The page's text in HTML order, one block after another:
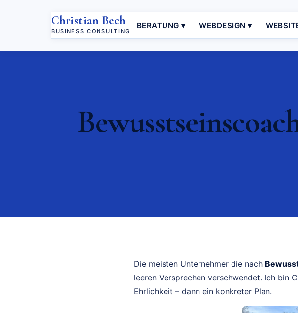
Christian Bech
BUSINESS CONSULTING
BERATUNG ▾ WEBDESIGN ▾
Die meisten Unternehmer die nach
leeren Versprechen verschwendet. Ich bin
Ehrlichkeit – dann ein konkreter Plan.